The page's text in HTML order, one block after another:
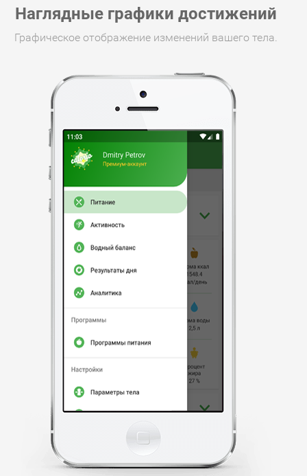
Наглядные графики достижений
Графическое отображение изменений вашего тела.